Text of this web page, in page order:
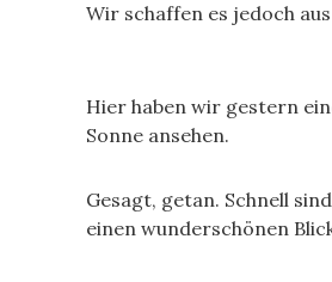
Wir schaffen es jedoch
Hier haben wir gestern
Sonne ansehen.
Gesagt, getan. Schnell
einen wunderschönen